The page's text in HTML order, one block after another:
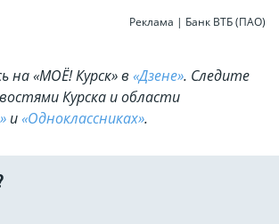
Реклама | Банк ВТБ (ПАО)
на «МОЁ! Курск» в «Дзене». Cледите
Курска и области
и«Одноклассниках».